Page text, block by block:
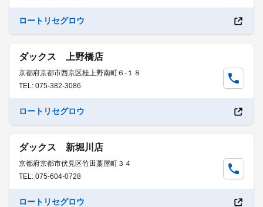
ロートリセグロウ
ダックス 上野橋店
京都府京都市西京区桂上野南町６-１８
TEL: 075-382-3086
ロートリセグロウ
ダックス 新堀川店
京都府京都市伏見区竹田藁屋町３４
TEL: 075-604-0728
ロートリセグロウ